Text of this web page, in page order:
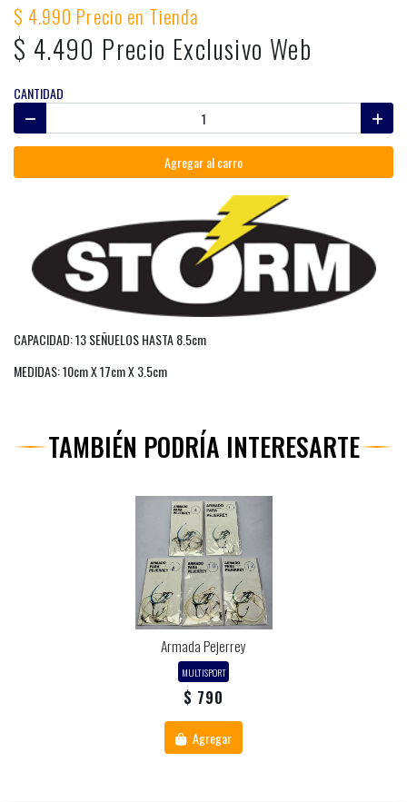
$ 4.990 Precio en Tienda
$ 4.490 Precio Exclusivo Web
CANTIDAD
Agregar al carro
CAPACIDAD: 13 SEÑUELOS HASTA 8.5cm
MEDIDAS: 10cm X 17cm X 3.5cm
TAMBIÉN PODRÍA INTERESARTE
Armada Pejerrey
MULTISPORT
$ 790
Agregar